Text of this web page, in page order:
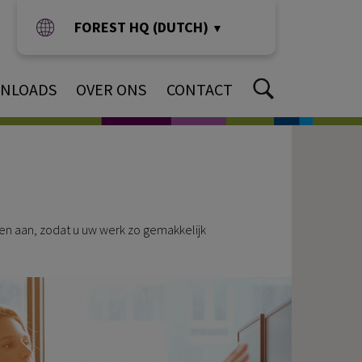
FOREST HQ (DUTCH) ▼
OVER ONS CONTACT
aan, zodat u uw werk zo gemakkelijk